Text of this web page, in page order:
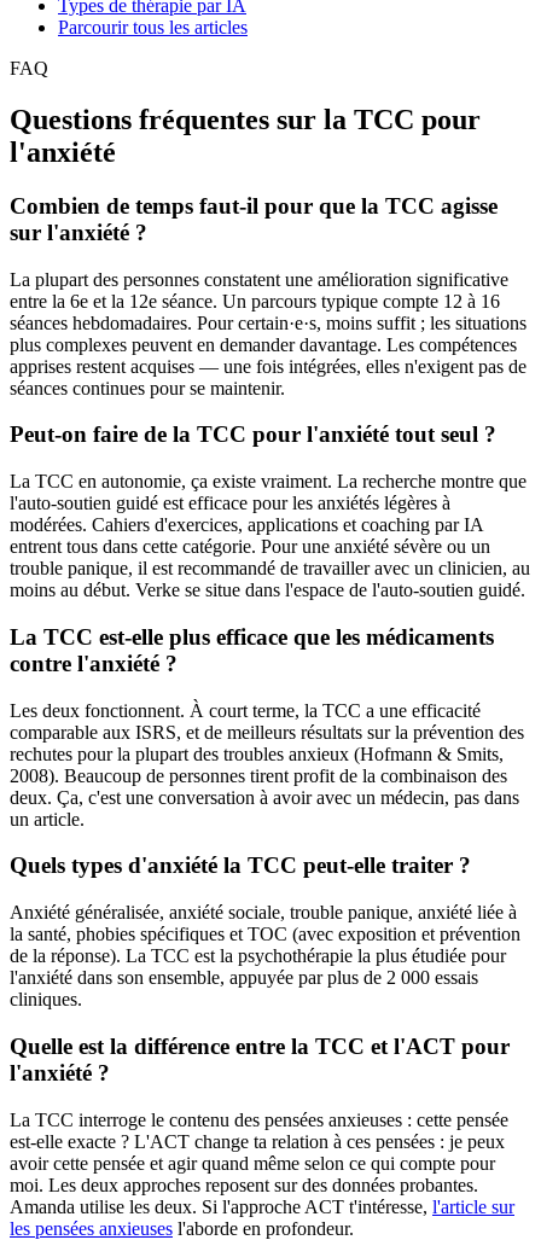
Types de thérapie par IA
Parcourir tous les articles
FAQ
Questions fréquentes sur la TCC pour
l'anxiété
Combien de temps faut-il pour que la TCC agisse
sur l'anxiété ?
La plupart des personnes constatent une amélioration significative
entre la 6e et la 12e séance. Un parcours typique compte 12 à 16
séances hebdomadaires. Pour certain·e·s, moins suffit ; les situations
plus complexes peuvent en demander davantage. Les compétences
apprises restent acquises — une fois intégrées, elles n'exigent pas de
séances continues pour se maintenir.
Peut-on faire de la TCC pour l'anxiété tout seul ?
La TCC en autonomie, ça existe vraiment. La recherche montre que
l'auto-soutien guidé est efficace pour les anxiétés légères à
modérées. Cahiers d'exercices, applications et coaching par IA
entrent tous dans cette catégorie. Pour une anxiété sévère ou un
trouble panique, il est recommandé de travailler avec un clinicien, au
moins au début. Verke se situe dans l'espace de l'auto-soutien guidé.
La TCC est-elle plus efficace que les médicaments
contre l'anxiété ?
Les deux fonctionnent. À court terme, la TCC a une efficacité
comparable aux ISRS, et de meilleurs résultats sur la prévention des
rechutes pour la plupart des troubles anxieux (Hofmann & Smits,
2008). Beaucoup de personnes tirent profit de la combinaison des
deux. Ça, c'est une conversation à avoir avec un médecin, pas dans
un article.
Quels types d'anxiété la TCC peut-elle traiter ?
Anxiété généralisée, anxiété sociale, trouble panique, anxiété liée à
la santé, phobies spécifiques et TOC (avec exposition et prévention
de la réponse). La TCC est la psychothérapie la plus étudiée pour
l'anxiété dans son ensemble, appuyée par plus de 2 000 essais
cliniques.
Quelle est la différence entre la TCC et l'ACT pour
l'anxiété ?
La TCC interroge le contenu des pensées anxieuses : cette pensée
est-elle exacte ? L'ACT change ta relation à ces pensées : je peux
avoir cette pensée et agir quand même selon ce qui compte pour
moi. Les deux approches reposent sur des données probantes.
Amanda utilise les deux. Si l'approche ACT t'intéresse, l'article sur
les pensées anxieuses l'aborde en profondeur.